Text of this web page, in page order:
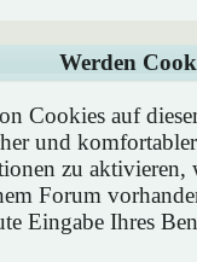
Werden
Cookies auf
und
zu
Forum
Eingabe Ihres